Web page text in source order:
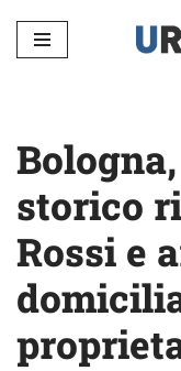
Vai
storico
Rossi e